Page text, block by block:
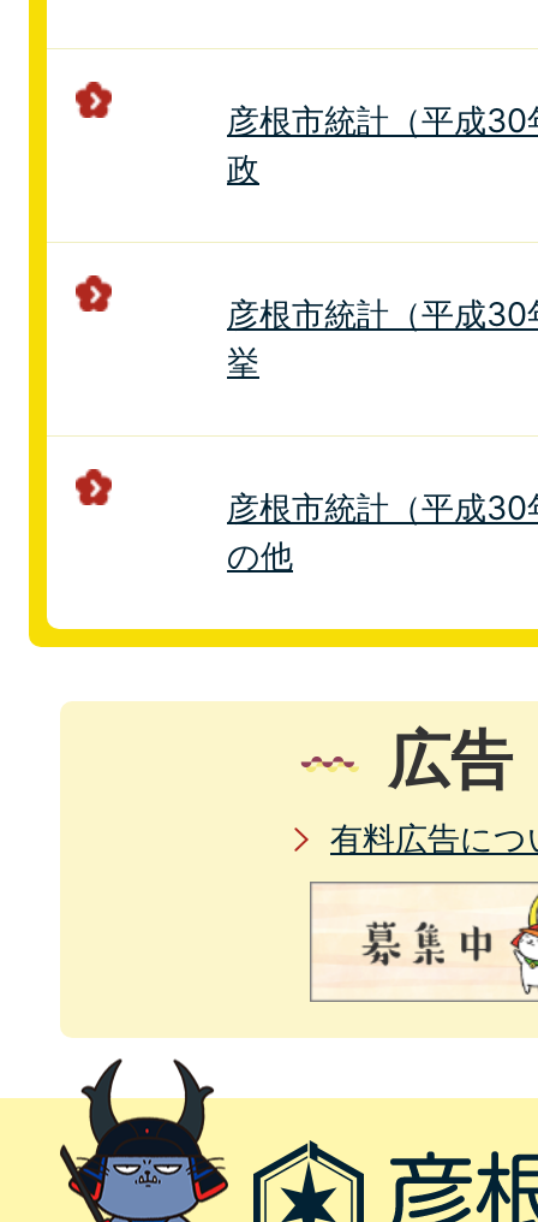
彦根市統計（平成
政
彦根市統計（平成
挙
彦根市統計（平成
の他
広告
有料広告につ